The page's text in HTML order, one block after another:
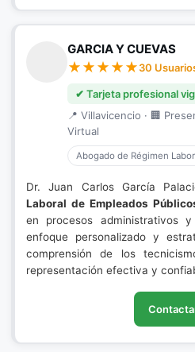
GARCIA Y CUEVAS
30
✔ Tarjeta profesional
📍 Villavicencio · 🏢
Virtual
Abogado de Régimen
Dr. Juan Carlos García
Laboral de Empleados
en procesos administrativos
enfoque personalizado y
comprensión de los
representación efectiva y